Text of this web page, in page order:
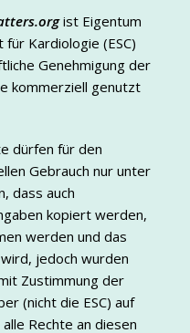
ist Eigentum
Kardiologie (ESC)
Genehmigung der
kommerziell genutzt
dürfen für den
Gebrauch nur unter
dass auch
kopiert werden,
werden und das
jedoch wurden
Zustimmung der
(nicht die ESC) auf
Rechte an diesen